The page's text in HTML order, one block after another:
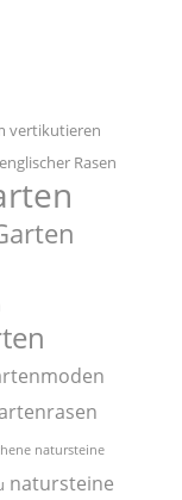
vertikutieren
englischer Rasen
natursteine
natursteine